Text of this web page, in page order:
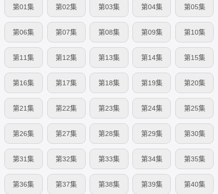
第01集 第02集 第03集 第04集 第05集
第06集 第07集 第08集 第09集 第10集
第11集 第12集 第13集 第14集 第15集
第16集 第17集 第18集 第19集 第20集
第21集 第22集 第23集 第24集 第25集
第26集 第27集 第28集 第29集 第30集
第31集 第32集 第33集 第34集 第35集
第36集 第37集 第38集 第39集 第40集